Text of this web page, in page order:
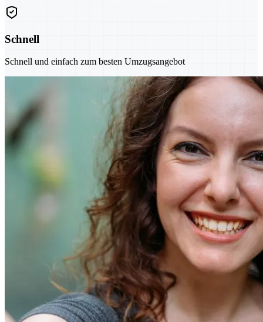
Schnell
Schnell und einfach zum besten Umzugsangebot